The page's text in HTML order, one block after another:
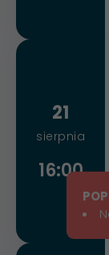
21
sierpnia
16:00